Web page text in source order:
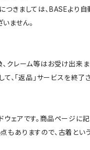
つきましては、BASEより
ません。
クレーム等はお受け出来ま
「返品」サービスを終了
ウェアです。商品ページ
もありますので、古着とい